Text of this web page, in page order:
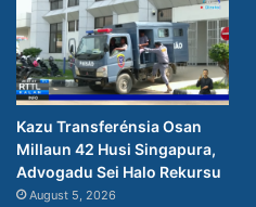
Kazu Transferénsia Osan
Millaun 42 Husi Singapura,
Advogadu Sei Halo Rekursu
August 5, 2026